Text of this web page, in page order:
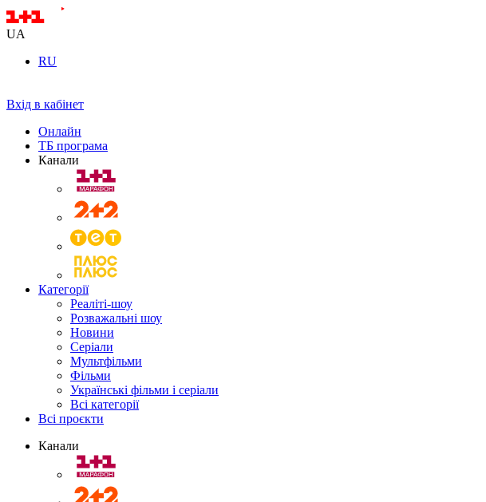
UA
RU
Вхід в кабінет
Онлайн
ТБ програма
Канали
Категорії
Реаліті-шоу
Розважальні шоу
Новини
Серіали
Мультфільми
Фільми
Українські фільми і серіали
Всі категорії
Всі проєкти
Канали